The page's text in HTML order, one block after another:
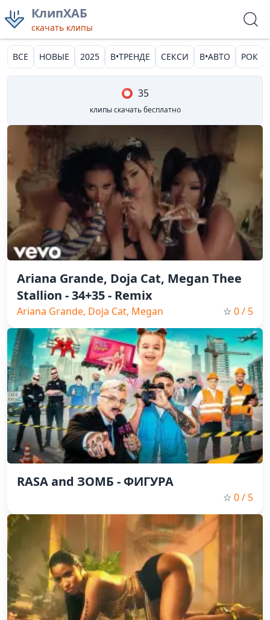
КлипХАБ
скачать клипы
ВСЕ НОВЫЕ 2025 В•ТРЕНДЕ СЕКСИ В•АВТО РОК
⭕ 35
клипы скачать бесплатно
Ariana Grande, Doja Cat, Megan Thee
Stallion - 34+35 - Remix
Ariana Grande, Doja Cat, Megan
Thee Stallion, Pop
☆ 0/ 5
RASA and ЗОМБ - ФИГУРА
☆ 0/ 5